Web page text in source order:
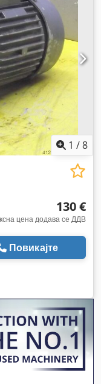
1 /8
130 €
цена додава се ДДВ
Повикајте